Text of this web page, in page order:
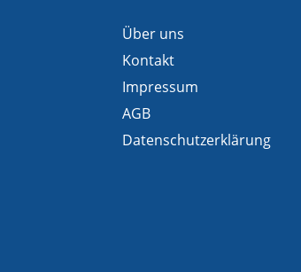
Über uns
Kontakt
Impressum
AGB
Datenschutzerklärung